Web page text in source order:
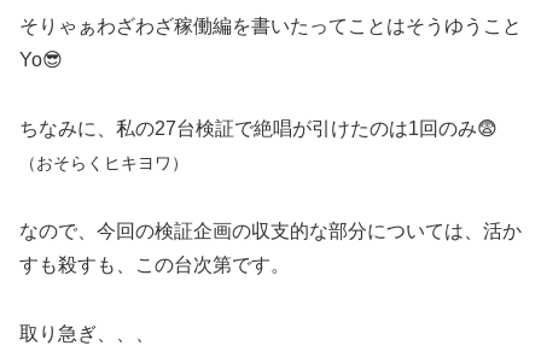
そりゃぁわざわざ稼働編を書いたってことはそうゆうこと
Yo😎
ちなみに、私の27台検証で絶唱が引けたのは1回のみ😨
（おそらくヒキヨワ）
なので、今回の検証企画の収支的な部分については、活か
すも殺すも、この台次第です。
取り急ぎ、、、